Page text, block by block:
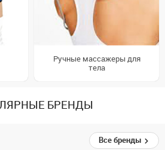
Ручные массажеры для
тела
БРЕНДЫ
Все бренды